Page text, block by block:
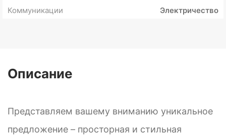
Коммуникации
Электричество
Описание
Представляем вашему вниманию уникальное
предложение – просторная и стильная